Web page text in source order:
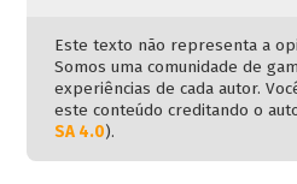
Este texto não representa a
Somos uma comunidade de
experiências de cada autor.
este conteúdo creditando o
SA 4.0).